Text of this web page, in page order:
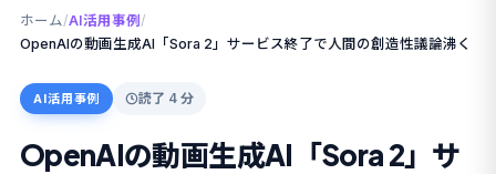
ホーム /AI活用事例/
OpenAIの動画生成AI「Sora 2」サービス終了で人間の創造性議論沸く
AI活用事例 読了 4 分
OpenAIの動画生成AI「Sora 2」サ